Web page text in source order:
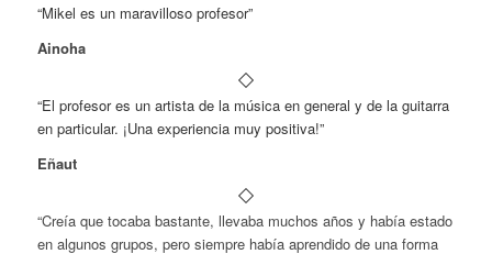
“Mikel es un maravilloso profesor”
Ainoha
“El profesor es un artista de la música en general y de la guitarra
en particular. ¡Una experiencia muy positiva!”
Eñaut
“Creía que tocaba bastante, llevaba muchos años y había estado
en algunos grupos, pero siempre había aprendido de una forma